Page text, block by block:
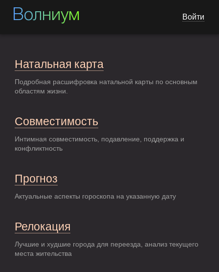
Волниум Войти
Натальная карта
Подробная расшифровка натальной карты по основным
областям жизни.
Совместимость
Интимная совместимость, подавление, поддержка и
конфликтность
Прогноз
Актуальные аспекты гороскопа на указанную дату
Релокация
Лучшие и худшие города для переезда, анализ текущего
места жительства